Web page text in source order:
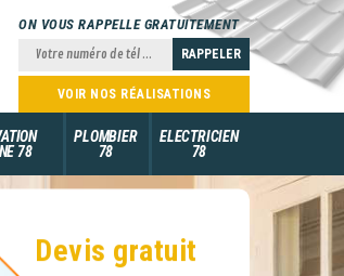
ON VOUS RAPPELLE GRATUITEMENT
VOIR NOS RÉALISATIONS
78
PLOMBIER
78
ELECTRICIEN
78
Devis gratuit